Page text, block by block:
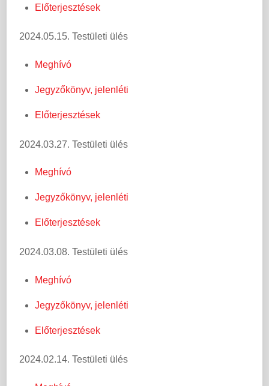
Előterjesztések
2024.05.15. Testületi ülés
Meghívó
Jegyzőkönyv, jelenléti
Előterjesztések
2024.03.27. Testületi ülés
Meghívó
Jegyzőkönyv, jelenléti
Előterjesztések
2024.03.08. Testületi ülés
Meghívó
Jegyzőkönyv, jelenléti
Előterjesztések
2024.02.14. Testületi ülés